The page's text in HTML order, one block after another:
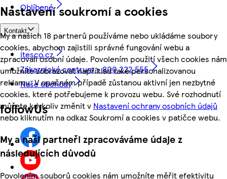
Nastavení soukromí a cookies
My a našich 18 partnerů používáme nebo ukládáme soubory
cookies, abychom zajistili správné fungování webu a
zpracovali osobní údaje. Povolením použití všech cookies nám
umožníte zobrazovat například také personalizovanou
reklamu. V opačném případě zůstanou aktivní jen nezbytné
cookies, které potřebujeme k provozu webu. Své rozhodnutí
můžete kdykoliv změnit v Nastavení ochrany osobních údajů
nebo kliknutím na odkaz Soukromí a cookies v patičce webu.
My a naši partneři zpracováváme údaje z
následujících důvodů
Povolením souborů cookies nám umožníte měřit efektivitu
Oblíbené
Kontakt
itesco.cz
Zákaznické centrum - 800 222 555
Naše obchody
followUs